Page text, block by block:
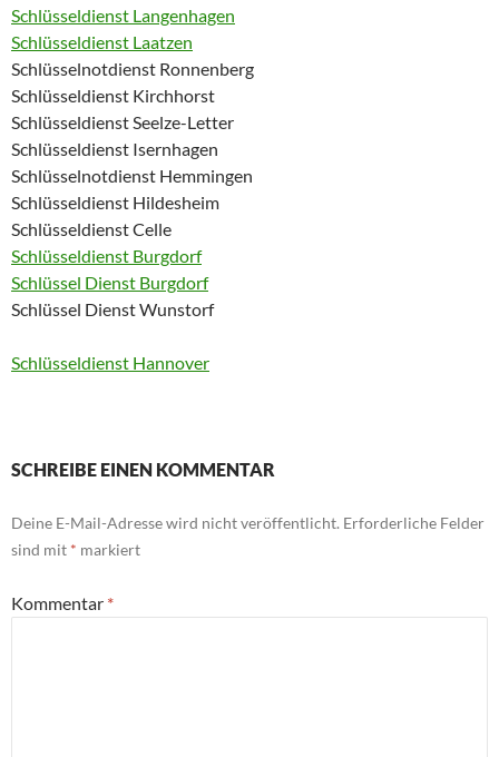
Schlüsseldienst Langenhagen
Schlüsseldienst Laatzen
Schlüsselnotdienst Ronnenberg
Schlüsseldienst Kirchhorst
Schlüsseldienst Seelze-Letter
Schlüsseldienst Isernhagen
Schlüsselnotdienst Hemmingen
Schlüsseldienst Hildesheim
Schlüsseldienst Celle
Schlüsseldienst Burgdorf
Schlüssel Dienst Burgdorf
Schlüssel Dienst Wunstorf
Schlüsseldienst Hannover
SCHREIBE EINEN KOMMENTAR
Deine E-Mail-Adresse wird nicht veröffentlicht. Erforderliche Felder
sind mit * markiert
Kommentar *